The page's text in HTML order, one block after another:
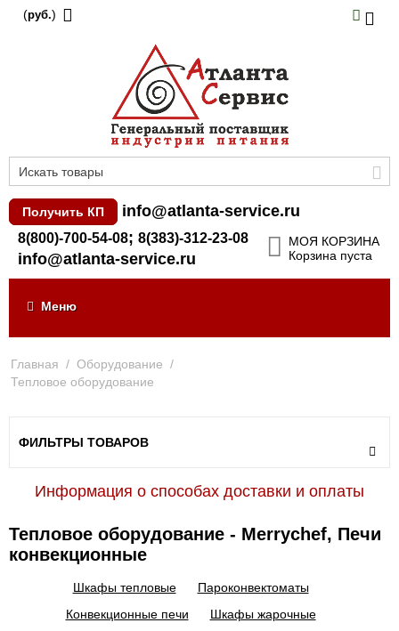
(руб.)
Получить КП info@atlanta-service.ru
8(800)-700-54-08; 8(383)-312-23-08
info@atlanta-service.ru
МОЯ КОРЗИНА
Корзина пуста
Меню
Главная / Оборудование /
Тепловое оборудование
ФИЛЬТРЫ ТОВАРОВ
Информация о способах доставки и оплаты
Тепловое оборудование - Merrychef, Печи
конвекционные
Шкафы тепловые
Пароконвектоматы
Конвекционные печи
Шкафы жарочные